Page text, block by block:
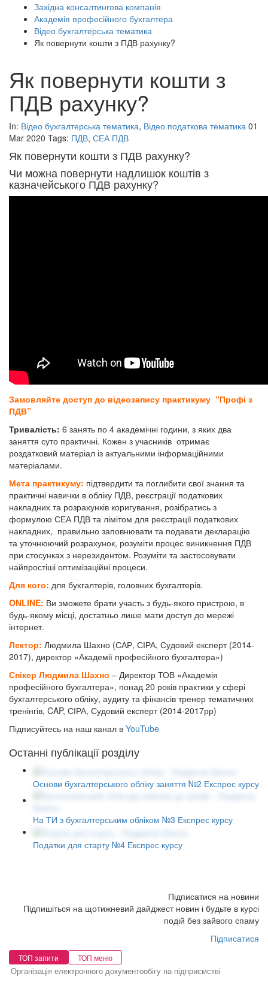
Західна консалтингова компанія
Академія професійного бухгалтера
Відео бухгалтерська тематика
Як повернути кошти з ПДВ рахунку?
Як повернути кошти з
ПДВ рахунку?
In: Відео бухгалтерська тематика, Відео податкова тематика 01
Mar 2020 Tags: ПДВ, СЕА ПДВ
Як повернути кошти з ПДВ рахунку?
Чи можна повернути надлишок коштів з
казначейського ПДВ рахунку?
Замовляйте доступ до відеозапису практикуму “Профі з
ПДВ”
Тривалість: 6 занять по 4 академічні години, з яких два
заняття суто практичні. Кожен з учасників отримає
роздатковий матеріал із актуальними інформаційними
матеріалами.
Мета практикуму: підтвердити та поглибити свої знання та
практичні навички в обліку ПДВ, реєстрації податкових
накладних та розрахунків коригування, розібратись з
формулою СЕА ПДВ та лімітом для реєстрації податкових
накладних, правильно заповнювати та подавати декларацію
та уточнюючий розрахунок, розуміти процес виникнення ПДВ
при стосунках з нерезидентом. Розуміти та застосовувати
найпростіші оптимізаційні процеси.
Для кого: для бухгалтерів, головних бухгалтерів.
ONLINE: Ви зможете брати участь з будь-якого пристрою, в
будь-якому місці, достатньо лише мати доступ до мережі
інтернет.
Лектор: Людмила Шахно (САР, СІРА, Судовий експерт (2014-
2017), директор «Академії професійного бухгалтера»)
Спікер Людмила Шахно – Директор ТОВ «Академія
професійного бухгалтера», понад 20 років практики у сфері
бухгалтерського обліку, аудиту та фінансів тренер тематичних
тренінгів, CAP, СІРА, Судовий експерт (2014-2017рр)
Підписуйтесь на наш канал в YouTube
Останні публікації розділу
Основи бухгалтерського обліку заняття №2 Експрес курсу
На ТИ з бухгалтерським обліком №3 Експрес курсу
Податки для старту №4 Експрес курсу
Підписатися на новини
Підпишіться на щотижневий дайджест новин і будьте в курсі
подій без зайвого спаму
Підписатися
ТОП запити ТОП меню
Організація електронного документообігу на підприємстві